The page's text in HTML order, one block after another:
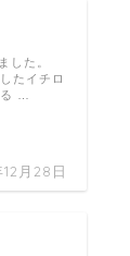
月28日
ました。
たイチロ
…